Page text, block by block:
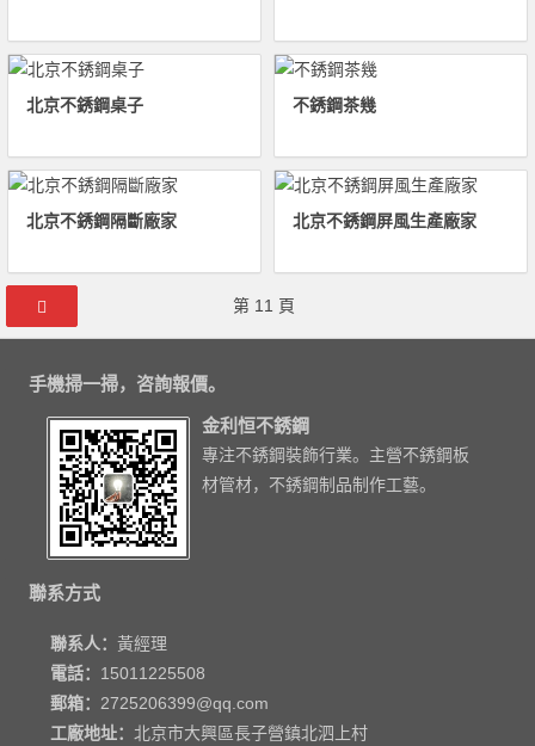
北京不銹鋼桌子 不銹鋼茶幾
北京不銹鋼隔斷廠家 北京不銹鋼屏風生產廠家
文章導航 第 11 頁
手機掃一掃，咨詢報價。
金利恒不銹鋼
專注不銹鋼裝飾行業。主營不銹鋼板
材管材，不銹鋼制品制作工藝。
聯系方式
聯系人：黃經理
電話： 15011225508
郵箱： 2725206399@qq.com
工廠地址： 北京市大興區長子營鎮北泗上村